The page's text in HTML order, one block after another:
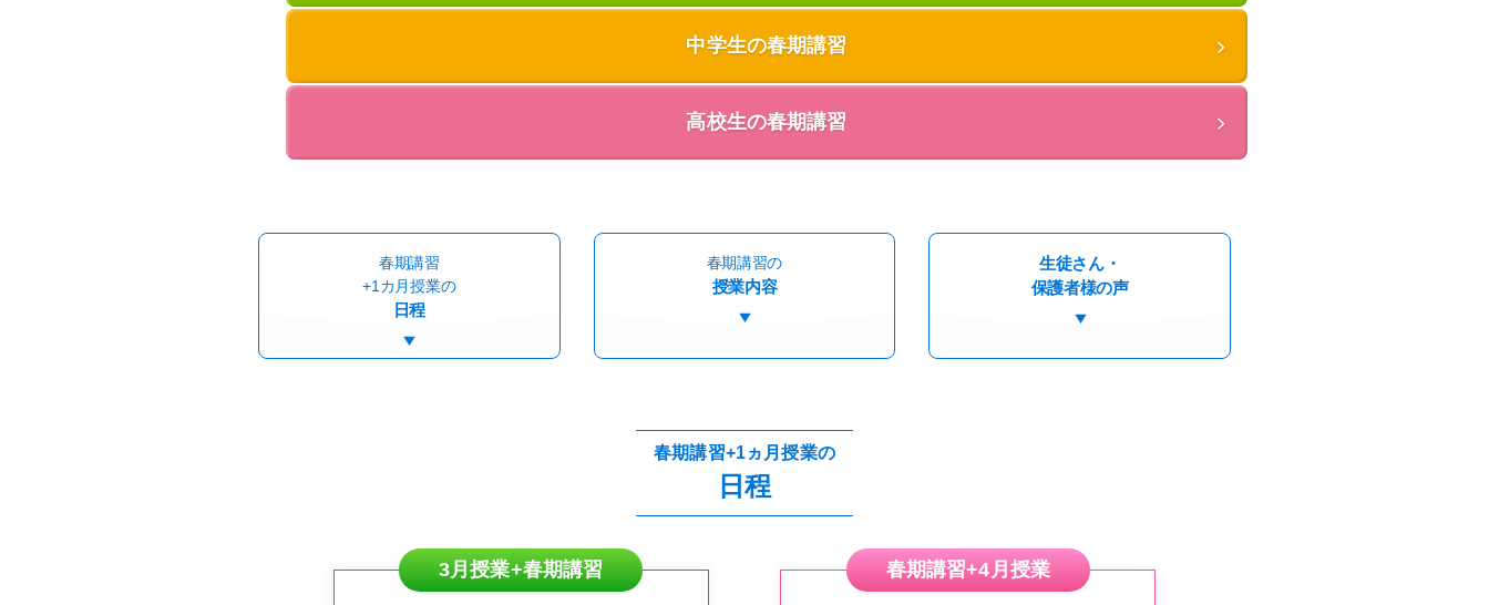
中学生の春期講習
高校生の春期講習
春期講習
+1カ月授業の
日程
春期講習の
授業内容
生徒さん・
保護者様の声
春期講習+1ヵ月授業の
日程
3月授業+春期講習 春期講習+4月授業